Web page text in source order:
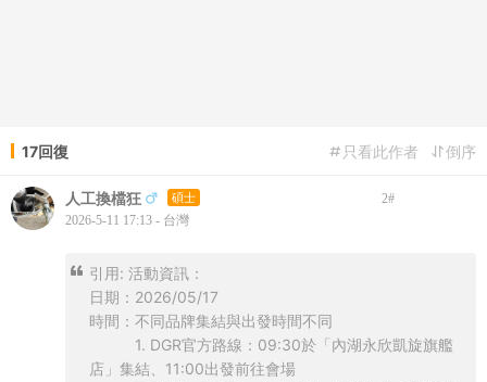
17回復 倒序
只看此作者
人工換檔狂 碩士 2#
2026-5-11 17:13 - 台灣
引用: 活動資訊：
日期：2026/05/17
時間：不同品牌集結與出發時間不同
1. DGR官方路線：09:30於「內湖永欣凱旋旗艦
店」集結、11:00出發前往會場